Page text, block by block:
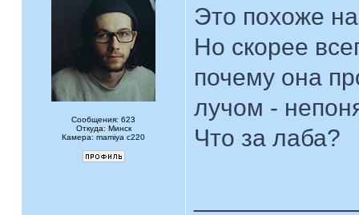
Сообщения: 623
Откуда: Минск
Камера: mamiya c220
Это похоже
Но скорее
почему она
лучом -
Что за лаба?